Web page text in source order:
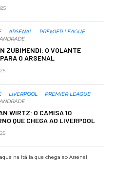
ARSENAL
PREMIER LEAGUE
ZUBIMENDI: O VOLANTE
O ARSENAL
LIVERPOOL
PREMIER LEAGUE
WIRTZ: O CAMISA 10
QUE CHEGA AO LIVERPOOL